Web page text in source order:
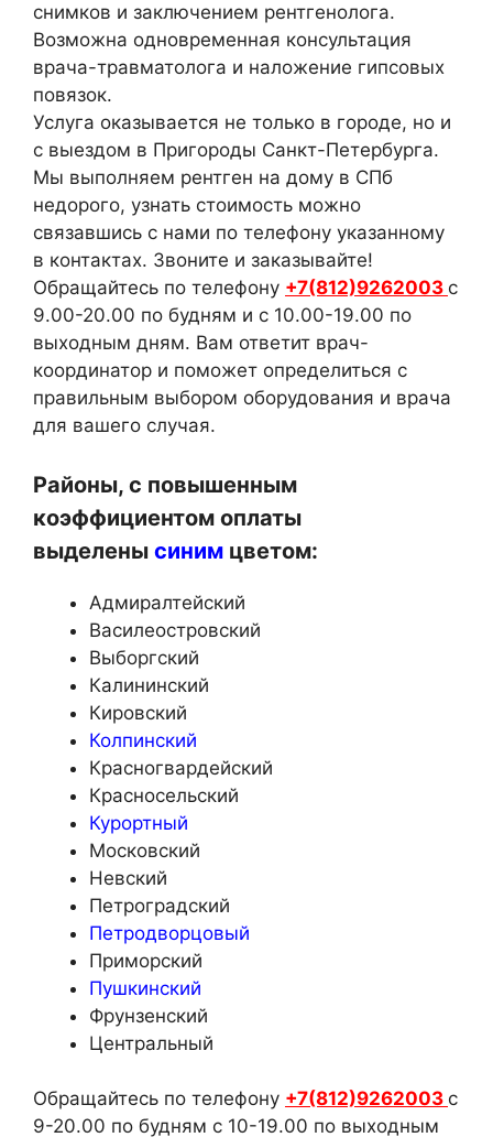
снимков и заключением рентгенолога.
Возможна одновременная консультация
врача-травматолога и наложение гипсовых
повязок.
Услуга оказывается не только в городе, но и
с выездом в Пригороды Санкт-Петербурга.
Мы выполняем рентген на дому в СПб
недорого, узнать стоимость можно
связавшись с нами по телефону указанному
в контактах. Звоните и заказывайте!
Обращайтесь по телефону +7(812)9262003 с
9.00-20.00 по будням и с 10.00-19.00 по
выходным дням. Вам ответит врач-
координатор и поможет определиться с
правильным выбором оборудования и врача
для вашего случая.
Районы, с повышенным
коэффициентом оплаты
выделены синим цветом:
Адмиралтейский
Василеостровский
Выборгский
Калининский
Кировский
Колпинский
Красногвардейский
Красносельский
Курортный
Московский
Невский
Петроградский
Петродворцовый
Приморский
Пушкинский
Фрунзенский
Центральный
Обращайтесь по телефону +7(812)9262003 с
9-20.00 по будням с 10-19.00 по выходным